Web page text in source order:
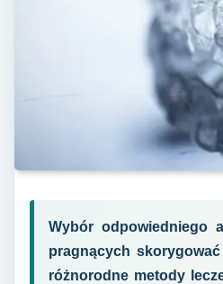
Wybór odpowiedniego
pragnących
różnorodne metody